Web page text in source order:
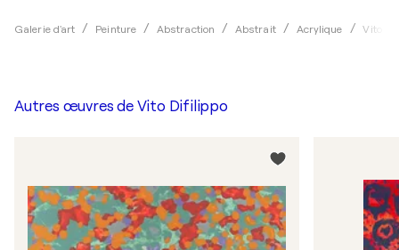
Galerie d'art Peinture Abstraction Abstrait Acrylique Vito
Autres œuvres de Vito Difilippo